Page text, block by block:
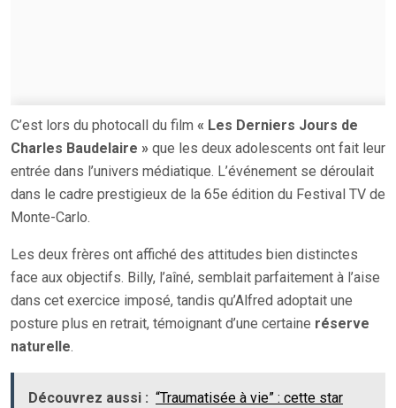
C’est lors du photocall du film « Les Derniers Jours de
Charles Baudelaire » que les deux adolescents ont fait leur
entrée dans l’univers médiatique. L’événement se déroulait
dans le cadre prestigieux de la 65e édition du Festival TV de
Monte-Carlo.
Les deux frères ont affiché des attitudes bien distinctes
face aux objectifs. Billy, l’aîné, semblait parfaitement à l’aise
dans cet exercice imposé, tandis qu’Alfred adoptait une
posture plus en retrait, témoignant d’une certaine réserve
naturelle.
Découvrez aussi : “Traumatisée à vie” : cette star